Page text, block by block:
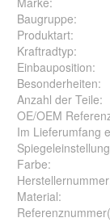
Baugruppe:
Produktart:
Kraftradtyp:
Einbauposition:
Besonderheiten:
Anzahl der Teile:
OE/OEM
Im Lieferumfang
Spiegeleinstellung
Farbe:
Herstellernummer
Material: